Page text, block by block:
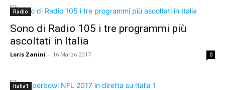
Radio
Sono di Radio 105 i tre programmi più
ascoltati in Italia
Loris Zanini - 16 Marzo 2017 0
Italia1